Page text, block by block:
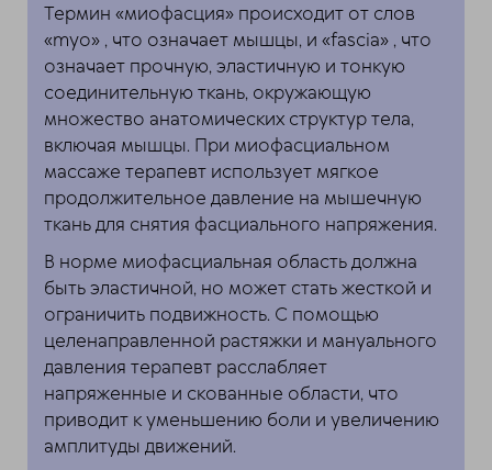
Термин «миофасция» происходит от слов
«myo» , что означает мышцы, и «fascia» , что
означает прочную, эластичную и тонкую
соединительную ткань, окружающую
множество анатомических структур тела,
включая мышцы. При миофасциальном
массаже терапевт использует мягкое
продолжительное давление на мышечную
ткань для снятия фасциального напряжения.
В норме миофасциальная область должна
быть эластичной, но может стать жесткой и
ограничить подвижность. С помощью
целенаправленной растяжки и мануального
давления терапевт расслабляет
напряженные и скованные области, что
приводит к уменьшению боли и увеличению
амплитуды движений.